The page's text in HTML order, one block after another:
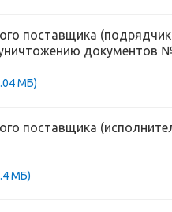
поставщика
документов
МБ)
поставщика
МБ)